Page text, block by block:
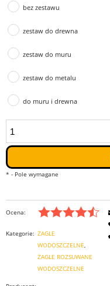
bez zestawu
zestaw do drewna
zestaw do muru
zestaw do metalu
do muru i drewna
* - Pole wymagane
Ocena:
Kategorie: ŻAGLE
WODOSZCZELNE
ŻAGLE ROZSUWANE
WODOSZCZELNE